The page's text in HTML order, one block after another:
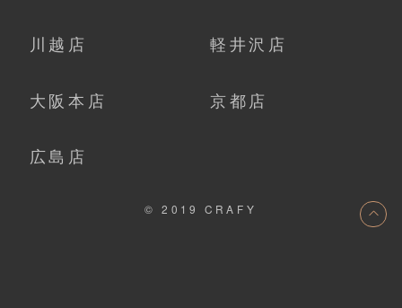
川越店 軽井沢店
大阪本店 京都店
広島店
© 2019 CRAFY